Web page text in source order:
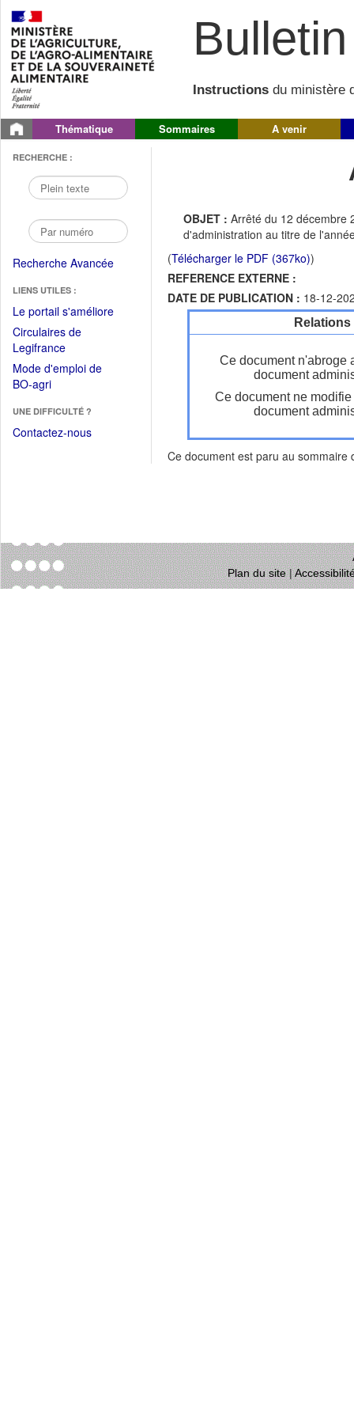
Instructions du ministère
Thématique Sommaires A venir
RECHERCHE :
Recherche Avancée
LIENS UTILES :
Le portail s'améliore(Fichier
Circulaires de
Legifrance(Ouvrir
dans
une
fenêtre)
Mode d'emploi de
BO-agri(Ouvrir
une
nouvelle
UNE DIFFICULTÉ ?
Contactez-nous
OBJET : Arrêté du 12 décembre
d'administration au titre de
(Télécharger le PDF (367ko))
REFERENCE EXTERNE :
DATE DE PUBLICATION : 18-12-
Ce document n'abroge
document
Ce document ne
document
Ce document est paru au sommaire
Plan du site|